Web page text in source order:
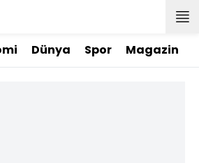
Dünya Spor Magazin